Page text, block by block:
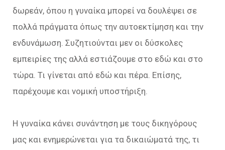
δωρεάν, όπου η γυναίκα μπορεί να δουλέψει σε
πολλά πράγματα όπως την αυτοεκτίμηση και την
ενδυνάμωση. Συζητιούνται μεν οι δύσκολες
εμπειρίες της αλλά εστιάζουμε στο εδώ και στο
τώρα. Τι γίνεται από εδώ και πέρα. Επίσης,
παρέχουμε και νομική υποστήριξη.
Η γυναίκα κάνει συνάντηση με τους δικηγόρους
μας και ενημερώνεται για τα δικαιώματά της, τι